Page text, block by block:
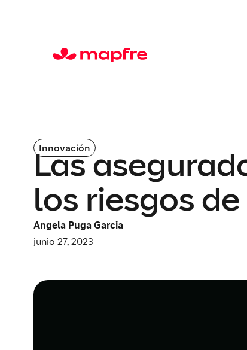
Innovación
Las
los riesgos
Angela Puga Garcia
junio 27, 2023